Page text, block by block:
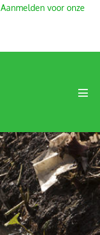
Aanmelden voor onze